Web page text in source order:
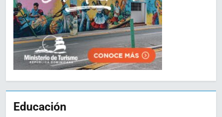
Educación